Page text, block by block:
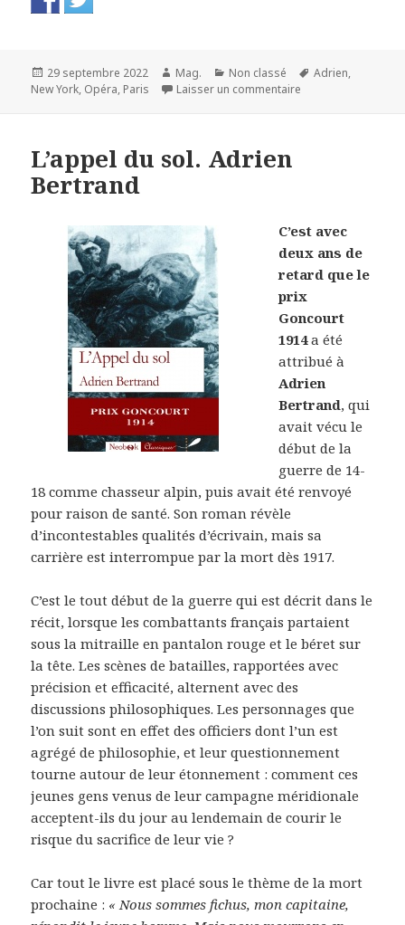
Publié
le
29 septembre 2022 Auteur
Mag. Catégories
Non classé
Mots-
Adrien,
New York, Opéra, Paris Laisser un commentaire
L’appel du sol. Adrien
Bertrand
C’est avec
deux ans de
retard que le
prix
Goncourt
1914a été
attribué à
Adrien
Bertrand, qui
avait vécu le
début de la
guerre de 14-
18 comme chasseur alpin, puis avait été renvoyé
pour raison de santé. Son roman révèle
d’incontestables qualités d’écrivain, mais sa
carrière est interrompue par la mort dès 1917.
C’est le tout début de la guerre qui est décrit dans le
récit, lorsque les combattants français partaient
sous la mitraille en pantalon rouge et le béret sur
la tête. Les scènes de batailles, rapportées avec
précision et efficacité, alternent avec des
discussions philosophiques. Les personnages que
l’on suit sont en effet des officiers dont l’un est
agrégé de philosophie, et leur questionnement
tourne autour de leur étonnement : comment ces
jeunes gens venus de leur campagne méridionale
acceptent-ils du jour au lendemain de courir le
risque du sacrifice de leur vie ?
Car tout le livre est placé sous le thème de la mort
prochaine : « Nous sommes fichus, mon capitaine,